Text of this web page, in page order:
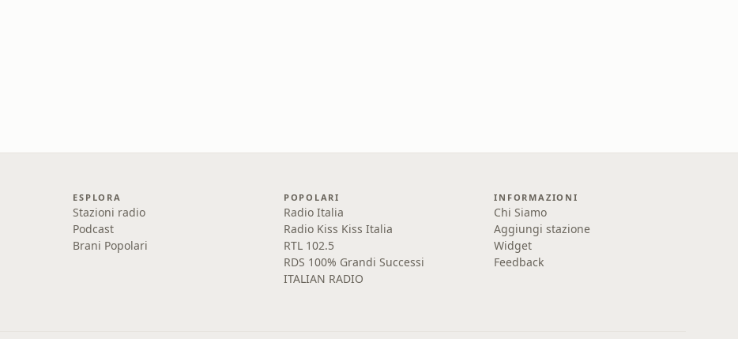
ESPLORA
Stazioni radio
Podcast
Brani Popolari
POPOLARI
Radio Italia
Radio Kiss Kiss Italia
RTL 102.5
RDS 100% Grandi Successi
ITALIAN RADIO
INFORMAZIONI
Chi Siamo
Aggiungi stazione
Widget
Feedback